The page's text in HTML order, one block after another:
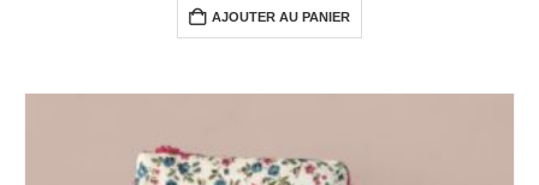
AJOUTER AU PANIER